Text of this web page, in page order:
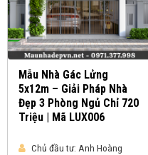
Mẫu Nhà Gác Lửng
5x12m – Giải Pháp Nhà
Đẹp 3 Phòng Ngủ Chỉ 720
Triệu | Mã LUX006
Chủ đầu tư: Anh Hoàng